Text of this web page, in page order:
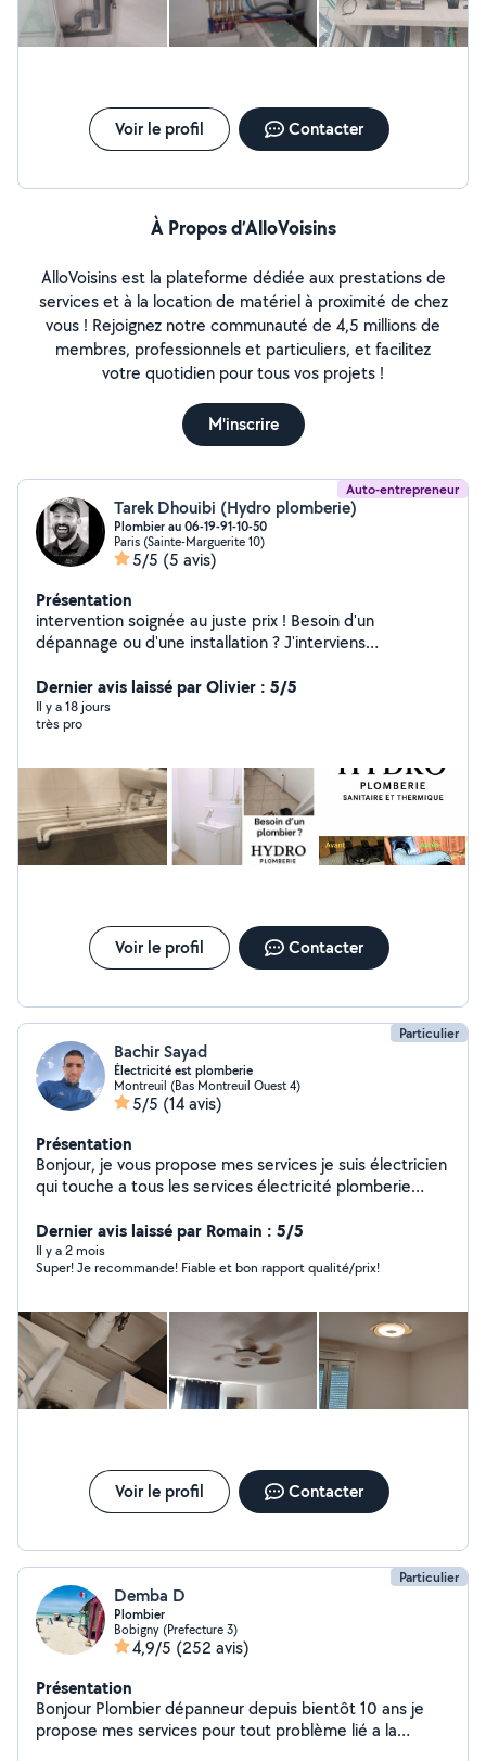
Klaudio : zéro sept cinquante et un quarante-deux
soixante-douze quarante-cinq Nous nous engageons à
de votre confiance et à bientôt !
Voir le profil Contacter
À Propos d’AlloVoisins
AlloVoisins est la plateforme dédiée aux prestations de
services et à la location de matériel à proximité de chez
vous ! Rejoignez notre communauté de 4,5 millions de
membres, professionnels et particuliers, et facilitez
votre quotidien pour tous vos projets !
M'inscrire
Auto-entrepreneur
Tarek Dhouibi (Hydro plomberie)
Plombier au 06-19-91-10-50
Paris (Sainte-Marguerite 10)
5/5 (5 avis)
Présentation
intervention soignée au juste prix ! Besoin d'un
dépannage ou d'une installation ? J'interviens
professionnalisme et transparence. Débouchage WC,
évier, douche, baignoire Recherche et réparation de
fuites Remplacement robinet, mitigeur, siphon Pose et
Réparation chasse d'eau Installation évier, lavabo,
Création et modification arrivées / évacuations
Intervention rapide Travail propre et soigné Tarifs clairs,
pas de surprise Conseils honnêtes et adaptés
Dernier avis laissé par Olivier : 5/5
Il y a 18 jours
très pro
Voir le profil Contacter
Particulier
Bachir Sayad
Électricité est plomberie
Montreuil (Bas Montreuil Ouest 4)
5/5 (14 avis)
Présentation
Bonjour, je vous propose mes services je suis électricien
qui touche a tous les services électricité plomberie
instalation ventilateur chengement de tableau
electrique prise interupteur reparation fuit d'eau
chengement metigeur robineterie zero siix zero neuf
message que je peut pas repondre sur l'apli N'hister pas
à me contacter directement professionnel ,serieux,
attentif
Dernier avis laissé par Romain : 5/5
Il y a 2 mois
Super! Je recommande! Fiable et bon rapport qualité/prix!
Voir le profil Contacter
Particulier
Demba D
Plombier
Bobigny (Prefecture 3)
4,9/5 (252 avis)
Présentation
Bonjour Plombier dépanneur depuis bientôt 10 ans je
propose mes services pour tout problème lié a la